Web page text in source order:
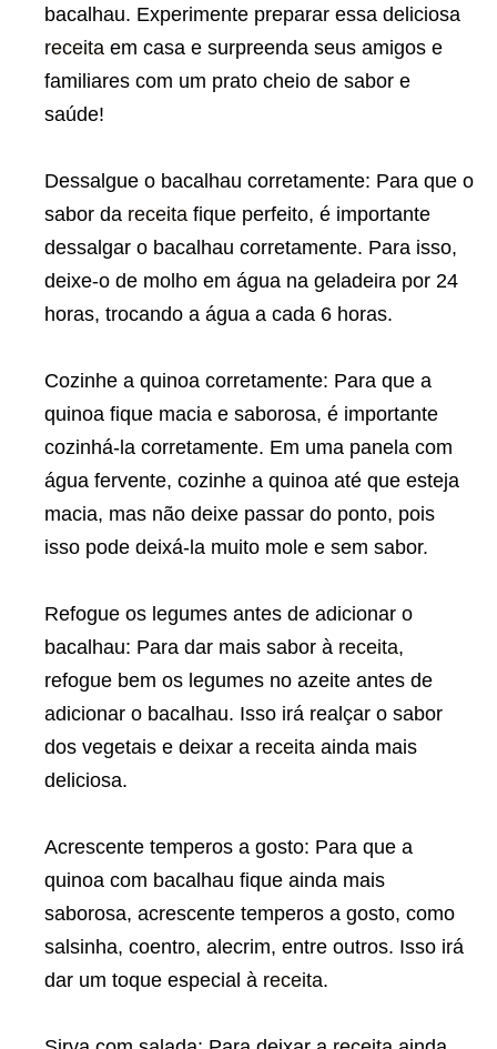
bacalhau. Experimente preparar essa deliciosa
receita em casa e surpreenda seus amigos e
familiares com um prato cheio de sabor e
saúde!
Dessalgue o bacalhau corretamente: Para que o
sabor da receita fique perfeito, é importante
dessalgar o bacalhau corretamente. Para isso,
deixe-o de molho em água na geladeira por 24
horas, trocando a água a cada 6 horas.
Cozinhe a quinoa corretamente: Para que a
quinoa fique macia e saborosa, é importante
cozinhá-la corretamente. Em uma panela com
água fervente, cozinhe a quinoa até que esteja
macia, mas não deixe passar do ponto, pois
isso pode deixá-la muito mole e sem sabor.
Refogue os legumes antes de adicionar o
bacalhau: Para dar mais sabor à receita,
refogue bem os legumes no azeite antes de
adicionar o bacalhau. Isso irá realçar o sabor
dos vegetais e deixar a receita ainda mais
deliciosa.
Acrescente temperos a gosto: Para que a
quinoa com bacalhau fique ainda mais
saborosa, acrescente temperos a gosto, como
salsinha, coentro, alecrim, entre outros. Isso irá
dar um toque especial à receita.